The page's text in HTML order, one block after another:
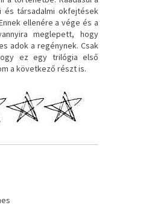
és társadalmi okfejtések
ellenére a vége és a
meglepett, hogy
adok a regénynek. Csak
ez egy trilógia első
a következő részt is.